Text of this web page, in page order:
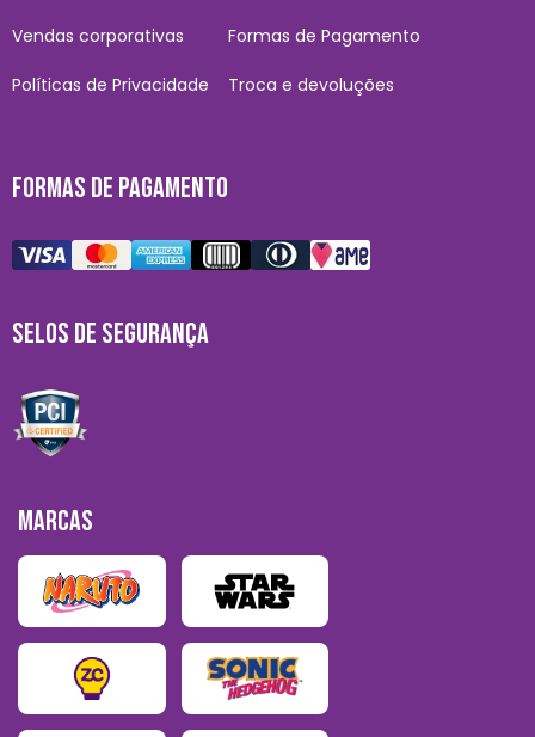
Vendas corporativas
Políticas de Privacidade
Formas de Pagamento
Troca e devoluções
FORMAS DE PAGAMENTO
SELOS DE SEGURANÇA
MARCAS